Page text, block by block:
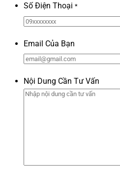
Số Điện Thoại *
Email Của Bạn
Nội Dung Cần Tư Vấn